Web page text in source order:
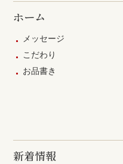
京成高砂店
葛西駅前店
ホーム
メッセージ
こだわり
お品書き
新着情報